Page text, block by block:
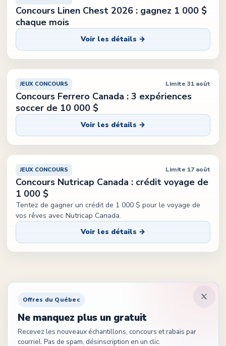
Concours Linen Chest 2026 : gagnez 1 000 $
chaque mois
Voir les détails →
JEUX CONCOURS Limite 31 août
Concours Ferrero Canada : 3 expériences
soccer de 10 000 $
Voir les détails →
JEUX CONCOURS Limite 17 août
Concours Nutricap Canada : crédit voyage de
1 000 $
Tentez de gagner un crédit de 1 000 $ pour le voyage de
vos rêves avec Nutricap Canada.
Voir les détails →
Offres du Québec
Ne manquez plus un gratuit
Recevez les nouveaux échantillons, concours et rabais par
courriel. Pas de spam, désinscription en un clic.